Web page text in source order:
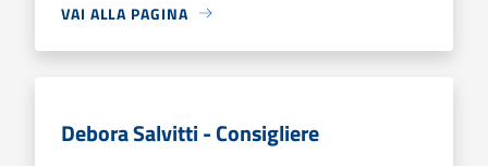
VAI ALLA PAGINA
Debora Salvitti - Consigliere